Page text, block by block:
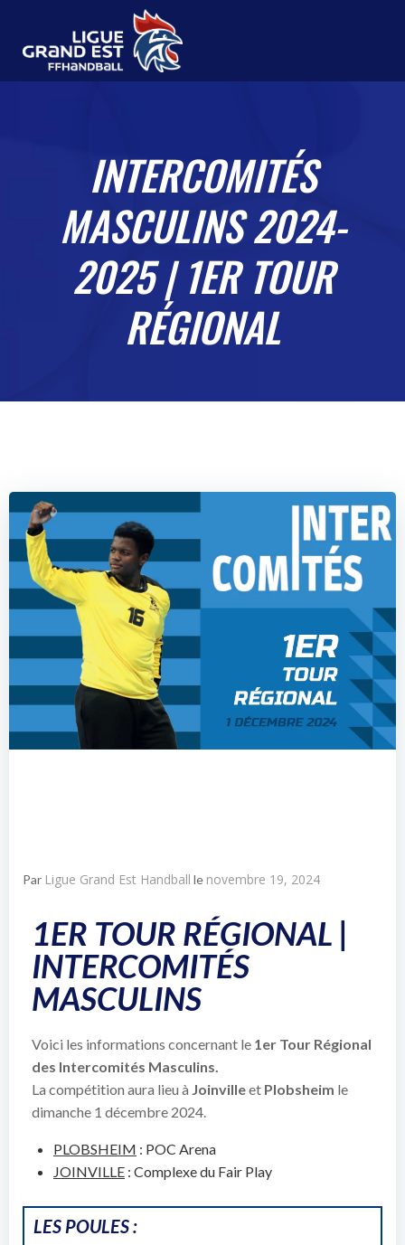
INTERCOMITÉS
MASCULINS 2024-
2025 | 1ER TOUR
RÉGIONAL
Par Ligue Grand Est Handball le novembre 19, 2024
1ER TOUR RÉGIONAL |
INTERCOMITÉS
MASCULINS
Voici les informations concernant le 1er Tour Régional
des Intercomités Masculins.
La compétition aura lieu à Joinvilleet Plobsheim le
dimanche 1 décembre 2024.
PLOBSHEIM : POC Arena
JOINVILLE : Complexe du Fair Play
LES POULES :